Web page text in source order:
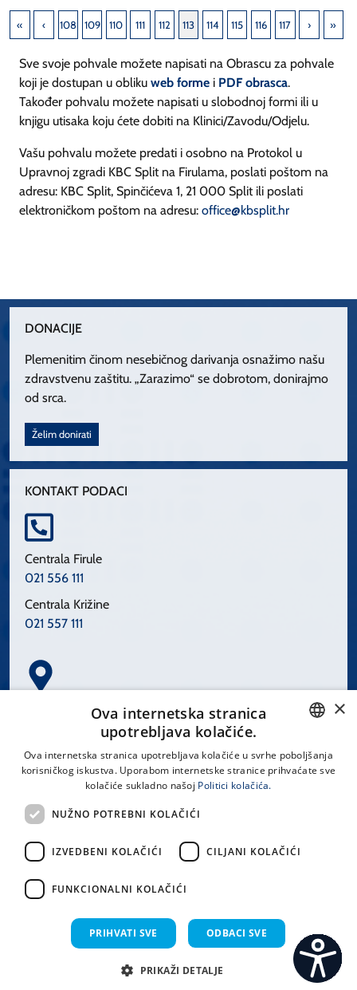
108 109 110 111 112 113 114 115 116 117
Sve svoje pohvale možete napisati na Obrascu za pohvale
koji je dostupan u obliku web forme i PDF obrasca.
Također pohvalu možete napisati u slobodnoj formi ili u
knjigu utisaka koju ćete dobiti na Klinici/Zavodu/Odjelu.
Vašu pohvalu možete predati i osobno na Protokol u
Upravnoj zgradi KBC Split na Firulama, poslati poštom na
adresu: KBC Split, Spinčićeva 1, 21 000 Split ili poslati
elektroničkom poštom na adresu: office@kbsplit.hr
DONACIJE
Plemenitim činom nesebičnog darivanja osnažimo našu
zdravstvenu zaštitu. „Zarazimo“ se dobrotom, donirajmo
od srca.
Želim donirati
KONTAKT PODACI
Centrala Firule
021 556 111
Centrala Križine
021 557 111
Spinčićeva 1, 21000 Split
LINKOVI
Uvjeti korištenja
CROATIAN
×
Ova internetska stranica
upotrebljava kolačiće.
Ova internetska stranica upotrebljava kolačiće u svrhe poboljšanja
korisničkog iskustva. Uporabom internetske stranice prihvaćate sve
kolačiće sukladno našoj Politici kolačića.
NUŽNO POTREBNI KOLAČIĆI
IZVEDBENI KOLAČIĆI CILJANI KOLAČIĆI
FUNKCIONALNI KOLAČIĆI
PRIHVATI SVE ODBACI SVE
PRIKAŽI DETALJE